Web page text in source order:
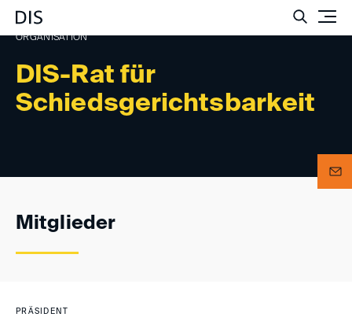
DIS-Rat für
Schiedsgerichtsbarkeit
ORGANISATION
Mitglieder
PRÄSIDENT